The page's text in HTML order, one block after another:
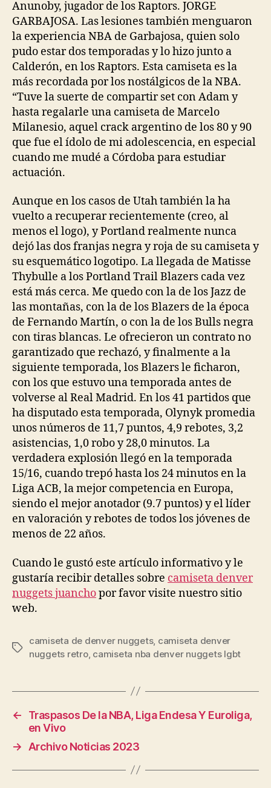
Anunoby, jugador de los Raptors. JORGE
GARBAJOSA. Las lesiones también menguaron
la experiencia NBA de Garbajosa, quien solo
pudo estar dos temporadas y lo hizo junto a
Calderón, en los Raptors. Esta camiseta es la
más recordada por los nostálgicos de la NBA.
“Tuve la suerte de compartir set con Adam y
hasta regalarle una camiseta de Marcelo
Milanesio, aquel crack argentino de los 80 y 90
que fue el ídolo de mi adolescencia, en especial
cuando me mudé a Córdoba para estudiar
actuación.
Aunque en los casos de Utah también la ha
vuelto a recuperar recientemente (creo, al
menos el logo), y Portland realmente nunca
dejó las dos franjas negra y roja de su camiseta y
su esquemático logotipo. La llegada de Matisse
Thybulle a los Portland Trail Blazers cada vez
está más cerca. Me quedo con la de los Jazz de
las montañas, con la de los Blazers de la época
de Fernando Martín, o con la de los Bulls negra
con tiras blancas. Le ofrecieron un contrato no
garantizado que rechazó, y finalmente a la
siguiente temporada, los Blazers le ficharon,
con los que estuvo una temporada antes de
volverse al Real Madrid. En los 41 partidos que
ha disputado esta temporada, Olynyk promedia
unos números de 11,7 puntos, 4,9 rebotes, 3,2
asistencias, 1,0 robo y 28,0 minutos. La
verdadera explosión llegó en la temporada
15/16, cuando trepó hasta los 24 minutos en la
Liga ACB, la mejor competencia en Europa,
siendo el mejor anotador (9.7 puntos) y el líder
en valoración y rebotes de todos los jóvenes de
menos de 22 años.
Cuando le gustó este artículo informativo y le
gustaría recibir detalles sobre camiseta denver
nuggets juanchopor favor visite nuestro sitio
web.
Etiquetas
camiseta de denver nuggets, camiseta denver
nuggets retro, camiseta nba denver nuggets lgbt
←
Traspasos De la NBA, Liga Endesa Y Euroliga,
en Vivo
→
Archivo Noticias 2023